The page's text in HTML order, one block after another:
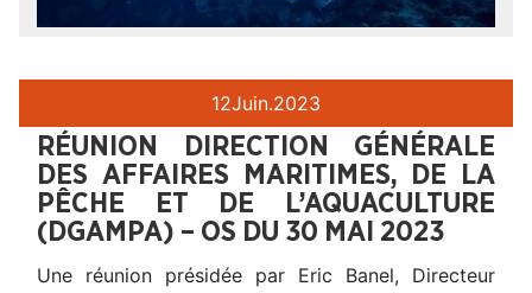
12Juin.2023
RÉUNION DIRECTION GÉNÉRALE
DES AFFAIRES MARITIMES, DE LA
PÊCHE ET DE L’AQUACULTURE
(DGAMPA) – OS DU 30 MAI 2023
Une réunion présidée par Eric Banel, Directeur